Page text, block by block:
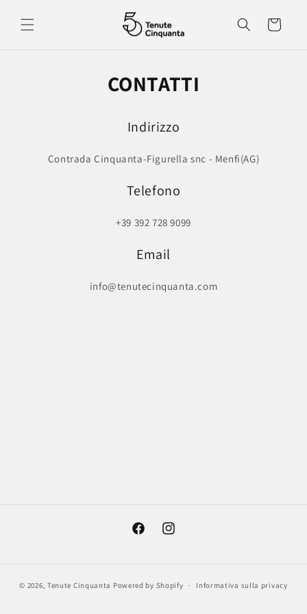
ai contenuti
Carrello
CONTATTI
Indirizzo
Contrada Cinquanta-Figurella snc - Menfi(AG)
Telefono
+39 392 728 9099
Email
info@tenutecinquanta.com
FacebookInstagram
© 2026, Tenute Cinquanta Powered by Shopify Informativa sulla privacy